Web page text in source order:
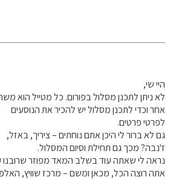
היי שי,
לא ניתן לתכנן מסלול בפורום. כל מטייל הוא
אחר וכדי לתכנן מסלול יש להכיר את הנוסעים
לפרטי פרטים.
גם לא ברור לי היכן אתם נוחתים – ציריך, באזל,
ז'נבה? מכך גם תחילת וסיום המסלול.
נראה לי שאתה עוד בשלב המאד מפוזר שרובנו
אתה רוצה הכל, מכאן ומשם – מרכז שוויץ,